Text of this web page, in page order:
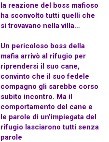
la reazione del boss mafioso
ha sconvolto tutti quelli che
si trovavano nella villa…
Un pericoloso boss della
mafia arrivò al rifugio per
riprendersi il suo cane,
convinto che il suo fedele
compagno gli sarebbe corso
subito incontro. Ma il
comportamento del cane e
le parole di un’impiegata del
rifugio lasciarono tutti senza
parole